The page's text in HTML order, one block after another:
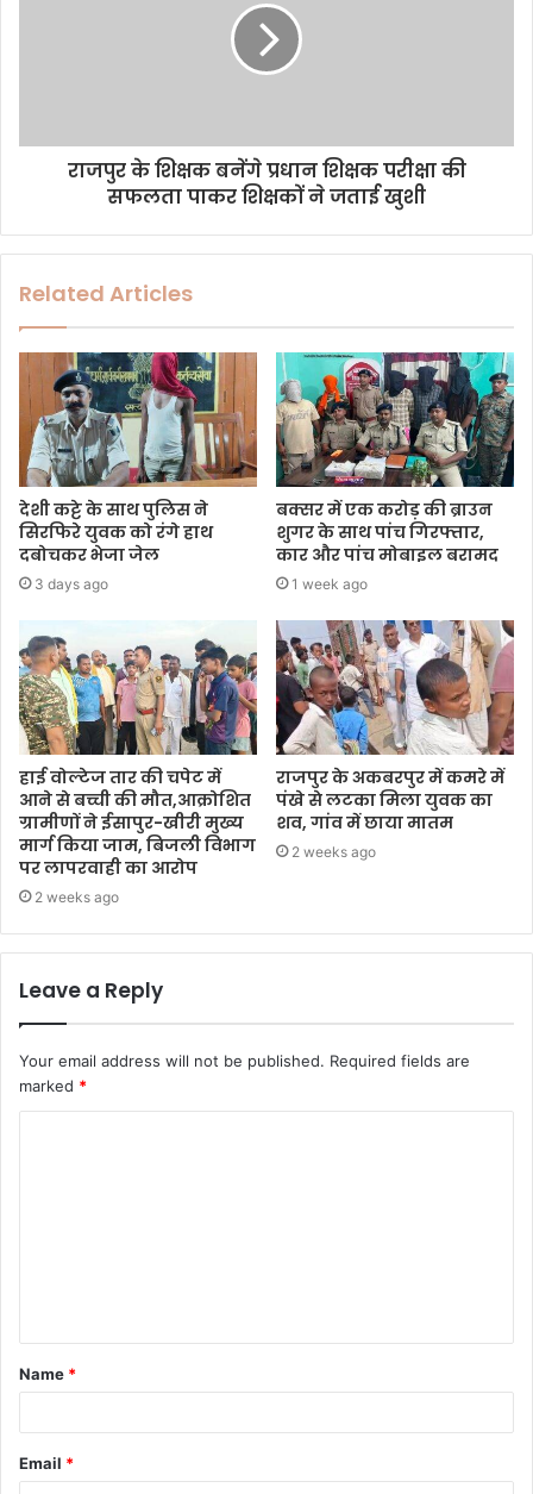
राजपुर के शिक्षक बनेंगे प्रधान शिक्षक परीक्षा की
सफलता पाकर शिक्षकों ने जताई खुशी
Related Articles
देशी कट्टे के साथ पुलिस ने
सिरफिरे युवक को रंगे हाथ
दबोचकर भेजा जेल
3 days ago
बक्सर में एक करोड़ की ब्राउन
शुगर के साथ पांच गिरफ्तार,
कार और पांच मोबाइल बरामद
1 week ago
हाई वोल्टेज तार की चपेट में
आने से बच्ची की मौत,आक्रोशित
ग्रामीणों ने ईसापुर-खीरी मुख्य
मार्ग किया जाम, बिजली विभाग
पर लापरवाही का आरोप
2 weeks ago
राजपुर के अकबरपुर में कमरे में
पंखे से लटका मिला युवक का
शव, गांव में छाया मातम
2 weeks ago
Leave a Reply
Your email address will not be published. Required fields are
marked *
Name *
Email *